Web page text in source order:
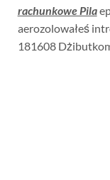
rachunkowe Pila
aerozolowałeś
181608